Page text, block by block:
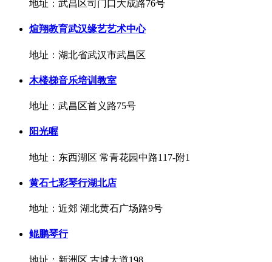
地址：武昌区司门口大成路76号
煊翔教育武汉缘艺艺术中心
地址：湖北省武汉市武昌区
木楼梯音乐培训教室
地址：武昌区首义路75号
阳光喔
地址：东西湖区 常青花园中路117-附1
黄石七彩琴行湖北店
地址：近郊 湖北黄石广场路9号
鲲鹏琴行
地址：新洲区 古城大道198